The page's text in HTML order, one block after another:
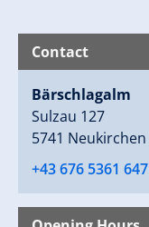
Contact
Bärschlagalm
Sulzau 127
5741 Neukirchen
+43 676 5361 647